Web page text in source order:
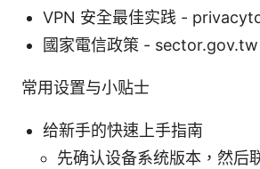
VPN 安全最佳实践 -
國家電信政策 - sector.gov.tw
常用设置与小贴士
给新手的快速上手指南
先确认设备系统版本，然后